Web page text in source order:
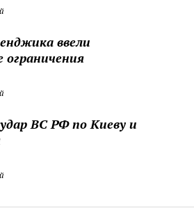
ввели
ВС РФ по Киеву и